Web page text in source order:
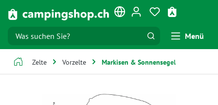
Zum Hauptinhalt springen Du hast 0
Menü
Zelte Vorzelte Markisen & Sonnensegel
Bildergalerie überspringen